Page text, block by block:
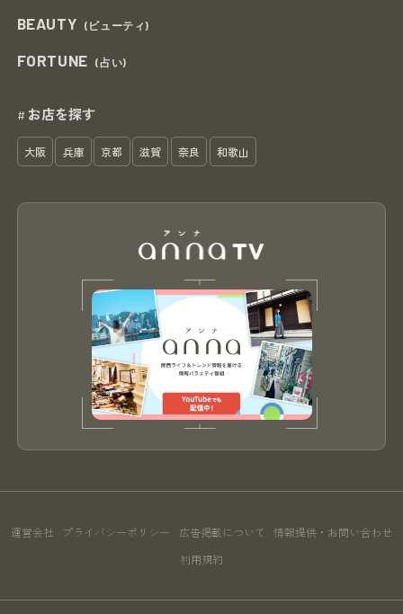
BEAUTY (ビューティ)
FORTUNE (占い)
# お店を探す
大阪 兵庫 京都 滋賀 奈良 和歌山
運営会社 プライバシーポリシー 広告掲載について 情報提供・お問い合わせ
利用規約